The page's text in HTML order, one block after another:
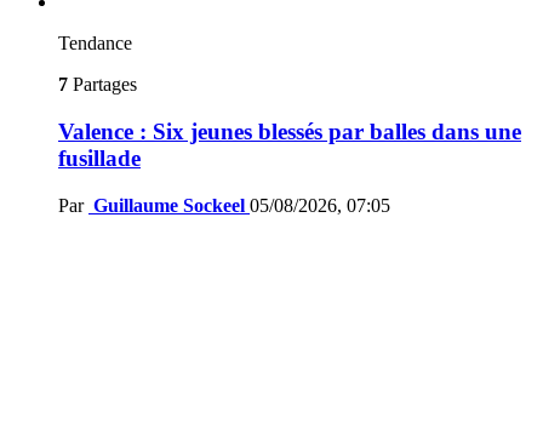
Tendance
7 Partages
Valence : Six jeunes blessés par balles dans une
fusillade
Par Guillaume Sockeel 05/08/2026, 07:05